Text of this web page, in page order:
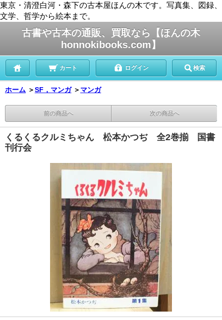
東京・清澄白河・森下の古本屋ほんの木です。写真集、図録、
文学、哲学から絵本まで。
古書や古本の通販、買取なら【ほんの木
honnokibooks.com】
カート ログイン 検索
ホーム ＞SF，マンガ ＞ マンガ
前の商品へ 次の商品へ
くるくるクルミちゃん 松本かつぢ 全2巻揃 国書
刊行会